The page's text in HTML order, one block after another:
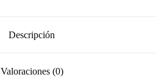
Descripción
Valoraciones (0)